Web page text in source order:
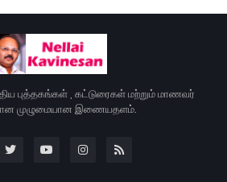
புத்தகங்கள் , கட்டுரைகள் மற்றும் மாணவர்
முழுமையான இணையதளம்.